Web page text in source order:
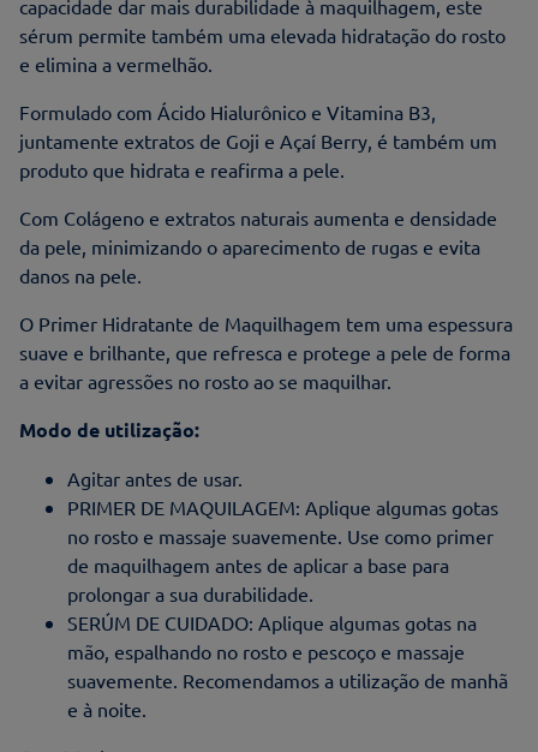
capacidade dar mais durabilidade à maquilhagem, este
sérum permite também uma elevada hidratação do rosto
e elimina a vermelhão.
Formulado com Ácido Hialurônico e Vitamina B3,
juntamente extratos de Goji e Açaí Berry, é também um
produto que hidrata e reafirma a pele.
Com Colágeno e extratos naturais aumenta e densidade
da pele, minimizando o aparecimento de rugas e evita
danos na pele.
O Primer Hidratante de Maquilhagem tem uma espessura
suave e brilhante, que refresca e protege a pele de forma
a evitar agressões no rosto ao se maquilhar.
Modo de utilização:
Agitar antes de usar.
PRIMER DE MAQUILAGEM: Aplique algumas gotas
no rosto e massaje suavemente. Use como primer
de maquilhagem antes de aplicar a base para
prolongar a sua durabilidade.
SERÚM DE CUIDADO: Aplique algumas gotas na
mão, espalhando no rosto e pescoço e massaje
suavemente. Recomendamos a utilização de manhã
e à noite.